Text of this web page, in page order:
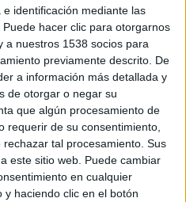
identificación mediante las
hacer clic para otorgarnos
a nuestros 1538 socios para
previamente descrito. De
a información más detallada y
de otorgar o negar su
que algún procesamiento de
requerir de su consentimiento,
tal procesamiento. Sus
este sitio web. Puede cambiar
en cualquier
y haciendo clic en el botón
serveis socials.
solidaritat s’ha signat a
Per part del
signatura el seu
Vall, la
comarcal de Serveis
i la directora de